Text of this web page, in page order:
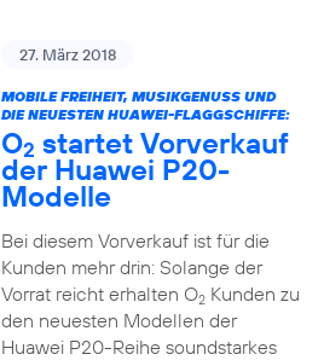
27. März 2018
MOBILE FREIHEIT, MUSIKGENUSS UND
DIE NEUESTEN HUAWEI-FLAGGSCHIFFE:
O2 startet Vorverkauf
der Huawei P20-
Modelle
Bei diesem Vorverkauf ist für die
Kunden mehr drin: Solange der
Vorrat reicht erhalten O2Kunden zu
den neuesten Modellen der
Huawei P20-Reihe soundstarkes